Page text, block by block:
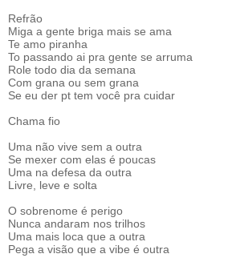
Refrão
Miga a gente briga mais se ama
Te amo piranha
To passando ai pra gente se arruma
Role todo dia da semana
Com grana ou sem grana
Se eu der pt tem você pra cuidar
Chama fio
Uma não vive sem a outra
Se mexer com elas é poucas
Uma na defesa da outra
Livre, leve e solta
O sobrenome é perigo
Nunca andaram nos trilhos
Uma mais loca que a outra
Pega a visão que a vibe é outra